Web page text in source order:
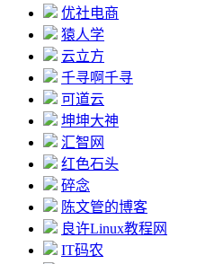
优社电商
猿人学
云立方
千寻啊千寻
可道云
坤坤大神
汇智网
红色石头
碎念
陈文管的博客
良许Linux教程网
IT码农